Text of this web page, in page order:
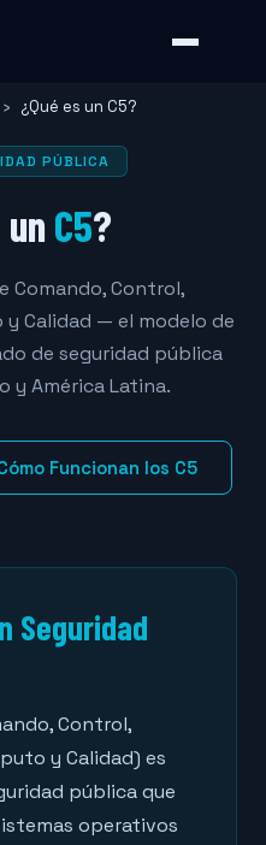
› ¿Qué es un C5?
PÚBLICA
C5?
Comando, Control,
Calidad — el modelo de
de seguridad pública
y América Latina.
Funcionan los C5
Seguridad
Control,
y Calidad) es
pública que
operativos